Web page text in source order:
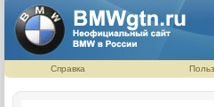
Справка